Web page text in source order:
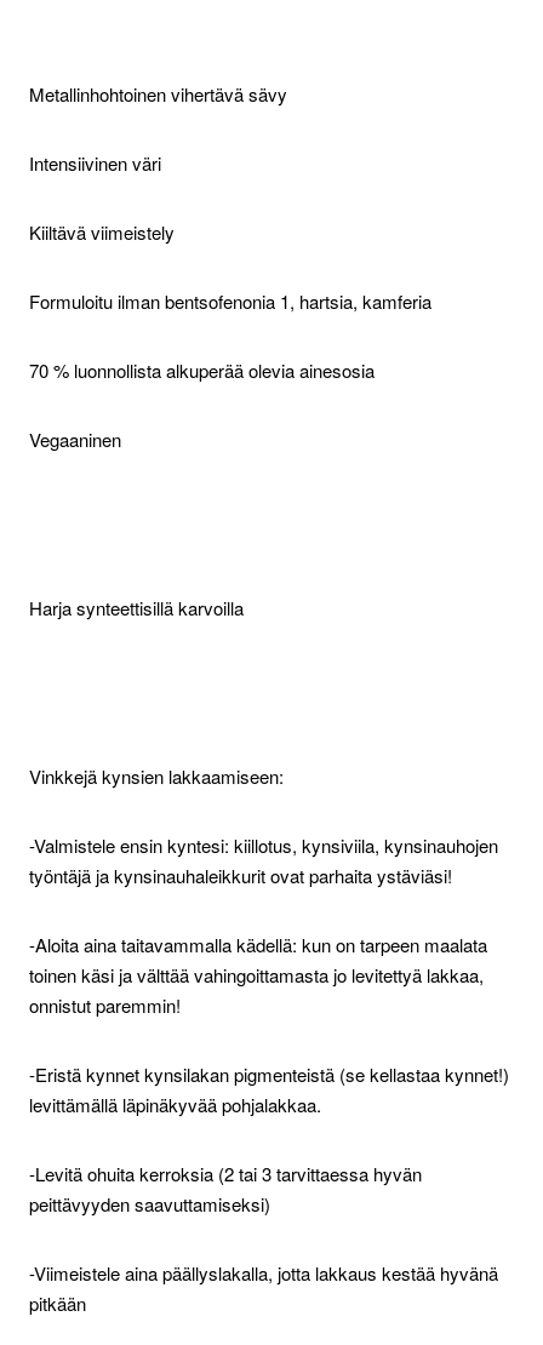
Metallinhohtoinen vihertävä sävy
Intensiivinen väri
Kiiltävä viimeistely
Formuloitu ilman bentsofenonia 1, hartsia, kamferia
70 % luonnollista alkuperää olevia ainesosia
Vegaaninen
Harja synteettisillä karvoilla
Vinkkejä kynsien lakkaamiseen:
-Valmistele ensin kyntesi: kiillotus, kynsiviila, kynsinauhojen
työntäjä ja kynsinauhaleikkurit ovat parhaita ystäviäsi!
-Aloita aina taitavammalla kädellä: kun on tarpeen maalata
toinen käsi ja välttää vahingoittamasta jo levitettyä lakkaa,
onnistut paremmin!
-Eristä kynnet kynsilakan pigmenteistä (se kellastaa kynnet!)
levittämällä läpinäkyvää pohjalakkaa.
-Levitä ohuita kerroksia (2 tai 3 tarvittaessa hyvän
peittävyyden saavuttamiseksi)
-Viimeistele aina päällyslakalla, jotta lakkaus kestää hyvänä
pitkään